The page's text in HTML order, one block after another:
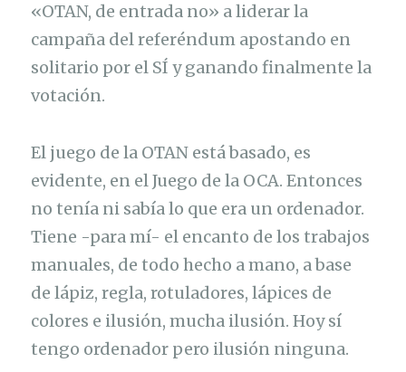
«OTAN, de entrada no» a liderar la
campaña del referéndum apostando en
solitario por el SÍ y ganando finalmente la
votación.
El juego de la OTAN está basado, es
evidente, en el Juego de la OCA. Entonces
no tenía ni sabía lo que era un ordenador.
Tiene -para mí- el encanto de los trabajos
manuales, de todo hecho a mano, a base
de lápiz, regla, rotuladores, lápices de
colores e ilusión, mucha ilusión. Hoy sí
tengo ordenador pero ilusión ninguna.